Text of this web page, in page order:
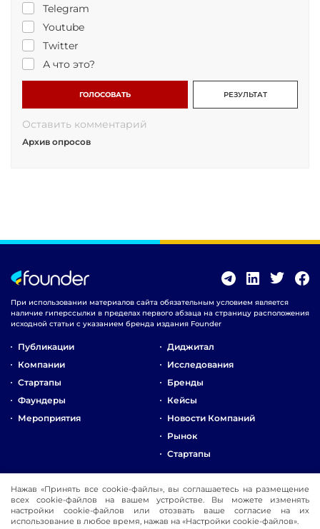
Telegram
Youtube
Twitter
А что это?
ГОЛОСОВАТЬ РЕЗУЛЬТАТ
Оставить комментарий
Архив опросов
При использовании материалов сайта обязательным условием является
наличие гиперссылки в пределах первого абзаца на страницу расположения
исходной статьи с указанием бренда издания Founder
Публикации
Компании
Стартапы
Фаундеры
Мероприятия
Диджитал
Исследования
Бренды
Кейсы
Новости Компаний
Рынок
Стартапы
Реклама
Контакты
Нажав «Принять все cookie-файлы», вы соглашаетесь на размещение
всех cookie-файлов на вашем устройстве. Вы можете изменять
настройки cookie-файлов или отозвать ваше согласие на их
использование в любое время, нажав на «Настройки cookie-файлов».